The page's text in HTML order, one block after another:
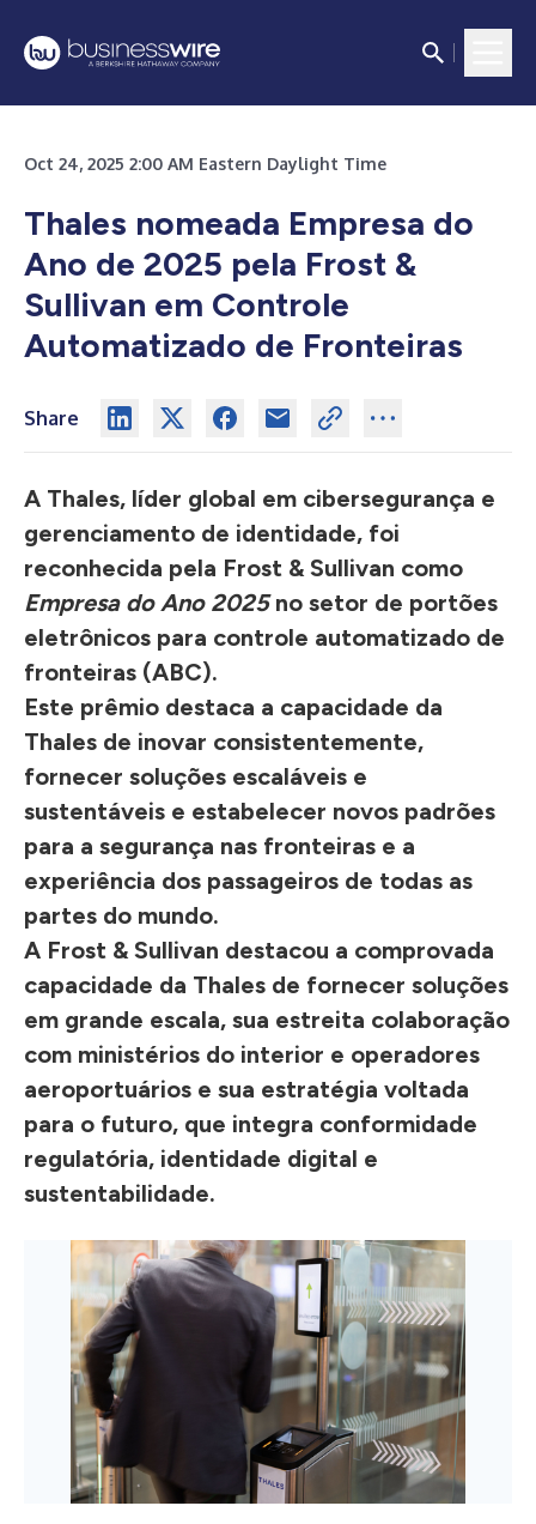
Oct 24, 2025 2:00 AM Eastern Daylight Time
Thales nomeada Empresa do
Ano de 2025 pela Frost &
Sullivan em Controle
Automatizado de Fronteiras
Share
A Thales, líder global em cibersegurança e
gerenciamento de identidade, foi
reconhecida pela Frost & Sullivan como
Empresa do Ano 2025no setor de portões
eletrônicos para controle automatizado de
fronteiras (ABC).
Este prêmio destaca a capacidade da
Thales de inovar consistentemente,
fornecer soluções escaláveis e
sustentáveis e estabelecer novos padrões
para a segurança nas fronteiras e a
experiência dos passageiros de todas as
partes do mundo.
A Frost & Sullivan destacou a comprovada
capacidade da Thales de fornecer soluções
em grande escala, sua estreita colaboração
com ministérios do interior e operadores
aeroportuários e sua estratégia voltada
para o futuro, que integra conformidade
regulatória, identidade digital e
sustentabilidade.